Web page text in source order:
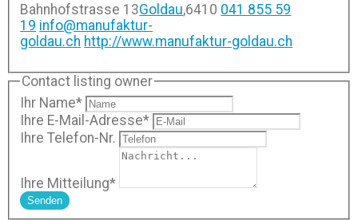
Bahnhofstrasse 13Goldau,6410 041 855 59
19 info@manufaktur-
goldau.ch http://www.manufaktur-goldau.ch
Contact listing owner
Ihr Name*
Ihre E-Mail-Adresse*
Ihre Telefon-Nr.
Ihre Mitteilung*
Senden